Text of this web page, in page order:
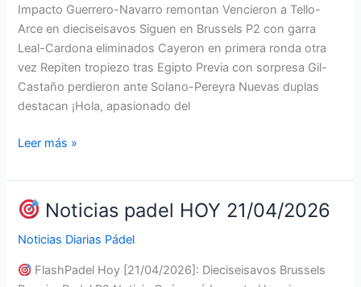
Impacto Guerrero-Navarro remontan Vencieron a Tello-
Arce en dieciseisavos Siguen en Brussels P2 con garra
Leal-Cardona eliminados Cayeron en primera ronda otra
vez Repiten tropiezo tras Egipto Previa con sorpresa Gil-
Castaño perdieron ante Solano-Pereyra Nuevas duplas
destacan ¡Hola, apasionado del
padel
HOY
22/04/2026
Leer más »
Noticias padel HOY 21/04/2026
Noticias Diarias Pádel
FlashPadel Hoy [21/04/2026]: Dieciseisavos Brussels